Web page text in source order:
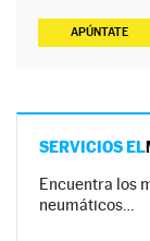
APÚNTATE
SERVICIOS EL
Encuentra los
neumáticos…